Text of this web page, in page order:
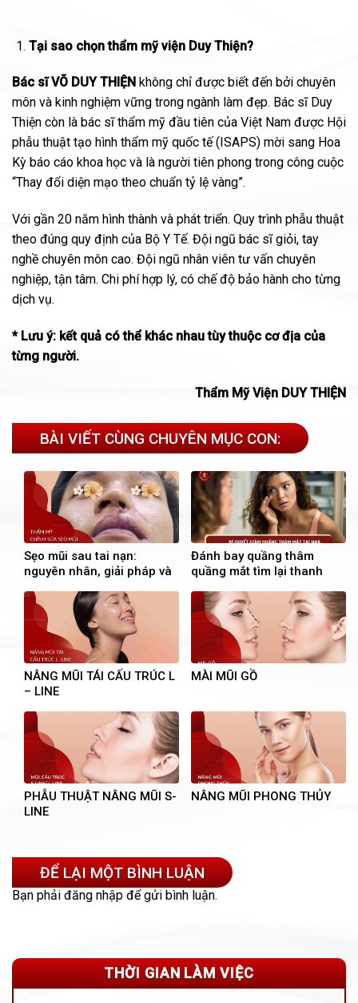
Tại sao chọn thẩm mỹ viện Duy Thiện?
Bác sĩ VÕ DUY THIỆN không chỉ được biết đến bởi chuyên
môn và kinh nghiệm vững trong ngành làm đẹp. Bác sĩ Duy
Thiện còn là bác sĩ thẩm mỹ đầu tiên của Việt Nam được Hội
phẫu thuật tạo hình thẩm mỹ quốc tế (ISAPS) mời sang Hoa
Kỳ báo cáo khoa học và là người tiên phong trong công cuộc
“Thay đổi diện mạo theo chuẩn tỷ lệ vàng”.
Với gần 20 năm hình thành và phát triển. Quy trình phẫu thuật
theo đúng quy định của Bộ Y Tế. Đội ngũ bác sĩ giỏi, tay
nghề chuyên môn cao. Đội ngũ nhân viên tư vấn chuyên
nghiệp, tận tâm. Chi phí hợp lý, có chế độ bảo hành cho từng
dịch vụ.
* Lưu ý: kết quả có thể khác nhau tùy thuộc cơ địa của
từng người.
Thẩm Mỹ Viện DUY THIỆN
BÀI VIẾT CÙNG CHUYÊN MỤC CON:
Sẹo mũi sau tai nạn:
nguyên nhân, giải pháp và
Đánh bay quầng thâm
quầng mắt tìm lại thanh
NÂNG MŨI TÁI CẤU TRÚC L
– LINE
MÀI MŨI GỒ
PHẪU THUẬT NÂNG MŨI S-
LINE
NÂNG MŨI PHONG THỦY
ĐỂ LẠI MỘT BÌNH LUẬN
Bạn phải đăng nhập để gửi bình luận.
THỜI GIAN LÀM VIỆC